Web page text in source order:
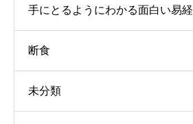
手にとるようにわかる面白い易経
断食
未分類